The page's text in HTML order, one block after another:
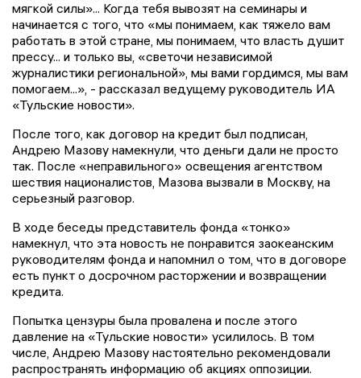
мягкой силы»... Когда тебя вывозят на семинары и
начинается с того, что «мы понимаем, как тяжело вам
работать в этой стране, мы понимаем, что власть душит
прессу... и только вы, «светочи независимой
журналистики региональной», мы вами гордимся, мы вам
помогаем...», - рассказал ведущему руководитель ИА
«Тульские новости».
После того, как договор на кредит был подписан,
Андрею Мазову намекнули, что деньги дали не просто
так. После «неправильного» освещения агентством
шествия националистов, Мазова вызвали в Москву, на
серьезный разговор.
В ходе беседы представитель фонда «тонко»
намекнул, что эта новость не понравится заокеанским
руководителям фонда и напомнил о том, что в договоре
есть пункт о досрочном расторжении и возвращении
кредита.
Попытка цензуры была провалена и после этого
давление на «Тульские новости» усилилось. В том
числе, Андрею Мазову настоятельно рекомендовали
распространять информацию об акциях оппозиции.